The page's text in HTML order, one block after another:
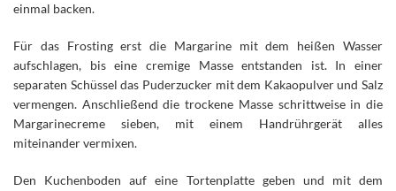
einmal backen.
Für das Frosting erst die Margarine mit dem heißen Wasser
aufschlagen, bis eine cremige Masse entstanden ist. In einer
separaten Schüssel das Puderzucker mit dem Kakaopulver und Salz
vermengen. Anschließend die trockene Masse schrittweise in die
Margarinecreme sieben, mit einem Handrührgerät alles
miteinander vermixen.
Den Kuchenboden auf eine Tortenplatte geben und mit dem